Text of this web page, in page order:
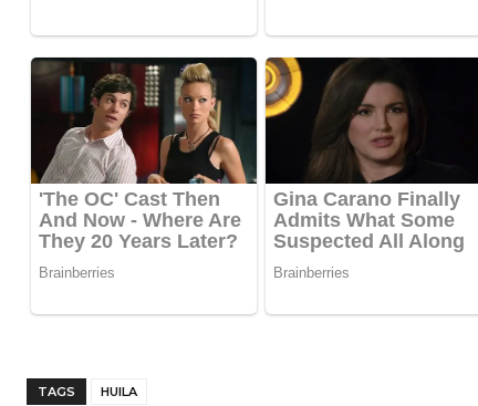
TAGS HUILA